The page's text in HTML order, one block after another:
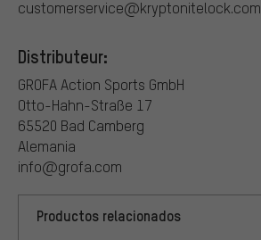
customerservice@kryptonitelock.com
Distributeur:
GROFA Action Sports GmbH
Otto-Hahn-Straße 17
65520 Bad Camberg
Alemania
info@grofa.com
Productos relacionados